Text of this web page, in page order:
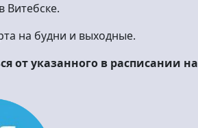
на будни и выходные.
от указанного в расписании на